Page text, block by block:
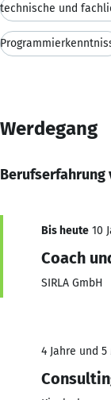
technische und
Werdegang
Berufserfahrung
Bis heute 10
Coach
SIRLA GmbH
4 Jahre und 5